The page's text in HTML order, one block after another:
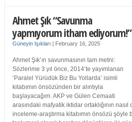
Ahmet Şık “Savunma
yapmıyorum itham ediyorum!”
Güneyin Işıkları | February 16, 2025
Ahmet Şık’ın savunmasının tam metni:
Sözlerime 3 yıl önce, 2014’te yayımlanan
‘Paralel Yürüdük Biz Bu Yollarda’ isimli
kitabımın önsözünden bir alıntıyla
başlayacağım. AKP ve Gülen Cemaati
arasındaki mafyatik iktidar ortaklığının nasıl
inceleme-araştırma kitabımın önsözü şöyle